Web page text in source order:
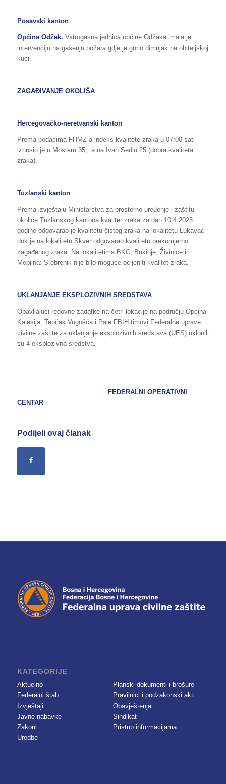
Posavski kanton
Općina Odžak. Vatrogasna jednica općine Odžaka imala je
intervenciju na gašenju požara gdje je gorio dimnjak na obiteljskoj
kući.
ZAGAĐIVANJE OKOLIŠA
Hercegovačko-neretvanski kanton
Prema podacima FHMZ-a indeks kvalitete zraka u 07:00 sati
iznosio je u Mostaru 35, a na Ivan Sedlu 25 (dobra kvaliteta
zraka).
Tuzlanski kanton
Prema izvještaju Ministarstva za prostorno uređenje i zaštitu
okolice Tuzlanskog kantona kvalitet zraka za dan 10.4.2023.
godine odgovarao je kvalitetu čistog zraka na lokalitetu Lukavac
dok je na lokalitetu Skver odgovarao kvalitetu prekomjerno
zagađenog zraka. Na lokalitetima BKC, Bukinje, Živinice i
Mobilna: Srebrenik nije bilo moguće ocijeniti kvalitet zraka.
UKLANJANJE EKSPLOZIVNIH SREDSTAVA
Obavljajući redovne zadatke na četri lokacije na području Općina
Kalesija, Teočak Vogošća i Pale FBIH timovi Federalne uprave
civilne zaštite za uklanjanje eksplozivnih sredstava (UES) uklonili
su 4 eksplozivna sredstva.
FEDERALNI OPERATIVNI
CENTAR
Podijeli ovaj članak
KATEGORIJE
Aktuelno
Federalni štab
Izvještaji
Javne nabavke
Zakoni
Uredbe
Planski dokumenti i brošure
Pravilnici i podzakonski akti
Obavještenja
Sindikat
Pristup informacijama